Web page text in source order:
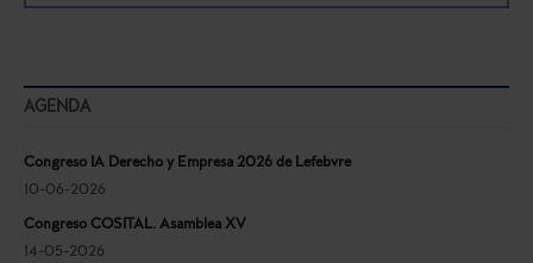
AGENDA
Congreso IA Derecho y Empresa 2026 de Lefebvre
10-06-2026
Congreso COSITAL. Asamblea XV
14-05-2026